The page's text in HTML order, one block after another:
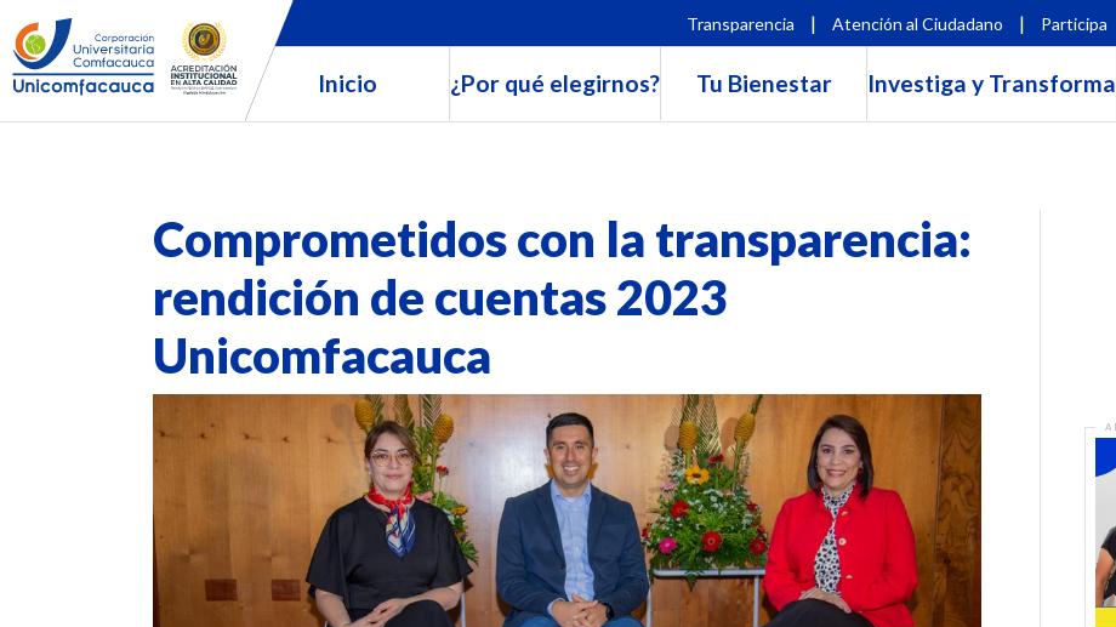
Transparencia | Atención al Ciudadano | Participa
Inicio ¿Por qué elegirnos? Tu Bienestar Investiga y Transforma
Comprometidos con la transparencia:
rendición de cuentas 2023
Unicomfacauca